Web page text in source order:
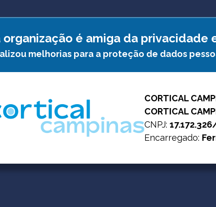
organização é amiga da
melhorias para a proteção de dados
CORTICAL
CORTICAL
CNPJ:
Encarregado: